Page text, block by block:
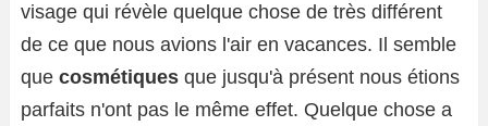
visage qui révèle quelque chose de très différent
de ce que nous avions l'air en vacances. Il semble
que cosmétiques que jusqu'à présent nous étions
parfaits n'ont pas le même effet. Quelque chose a